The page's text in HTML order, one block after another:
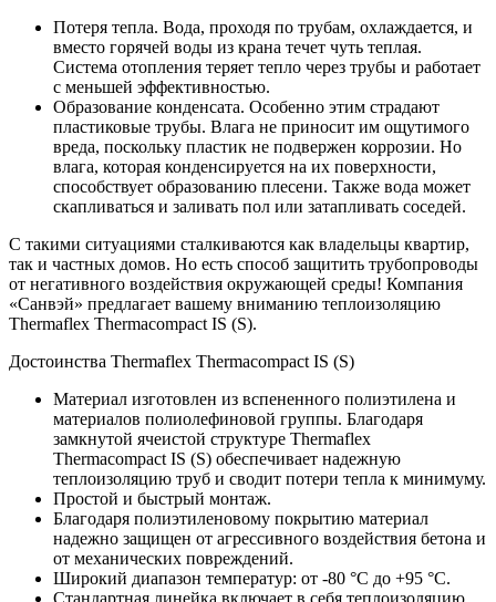
Потеря тепла. Вода, проходя по трубам, охлаждается, и
вместо горячей воды из крана течет чуть теплая.
Система отопления теряет тепло через трубы и работает
с меньшей эффективностью.
Образование конденсата. Особенно этим страдают
пластиковые трубы. Влага не приносит им ощутимого
вреда, поскольку пластик не подвержен коррозии. Но
влага, которая конденсируется на их поверхности,
способствует образованию плесени. Также вода может
скапливаться и заливать пол или затапливать соседей.
С такими ситуациями сталкиваются как владельцы квартир,
так и частных домов. Но есть способ защитить трубопроводы
от негативного воздействия окружающей среды! Компания
«Санвэй» предлагает вашему вниманию теплоизоляцию
Thermaflex Thermacompact IS (S).
Достоинства Thermaflex Thermacompact IS (S)
Материал изготовлен из вспененного полиэтилена и
материалов полиолефиновой группы. Благодаря
замкнутой ячеистой структуре Thermaflex
Thermacompact IS (S) обеспечивает надежную
теплоизоляцию труб и сводит потери тепла к минимуму.
Простой и быстрый монтаж.
Благодаря полиэтиленовому покрытию материал
надежно защищен от агрессивного воздействия бетона и
от механических повреждений.
Широкий диапазон температур: от -80 °С до +95 °С.
Стандартная линейка включает в себя теплоизоляцию